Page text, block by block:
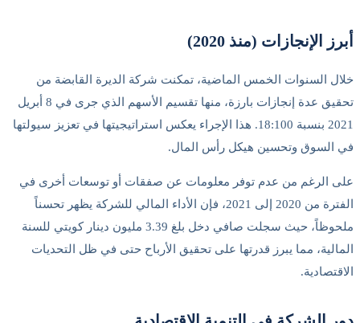
أبرز الإنجازات (منذ 2020)
خلال السنوات الخمس الماضية، تمكنت شركة الديرة القابضة من
تحقيق عدة إنجازات بارزة، منها تقسيم الأسهم الذي جرى في 8 أبريل
2021 بنسبة 18:100. هذا الإجراء يعكس استراتيجيتها في تعزيز سيولتها
في السوق وتحسين هيكل رأس المال.
على الرغم من عدم توفر معلومات عن صفقات أو توسعات أخرى في
الفترة من 2020 إلى 2021، فإن الأداء المالي للشركة يظهر تحسناً
ملحوظاً، حيث سجلت صافي دخل بلغ 3.39 مليون دينار كويتي للسنة
المالية، مما يبرز قدرتها على تحقيق الأرباح حتى في ظل التحديات
الاقتصادية.